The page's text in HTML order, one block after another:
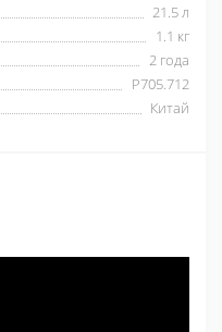
21.5 л
1.1 кг
2 года
P705.712
Китай